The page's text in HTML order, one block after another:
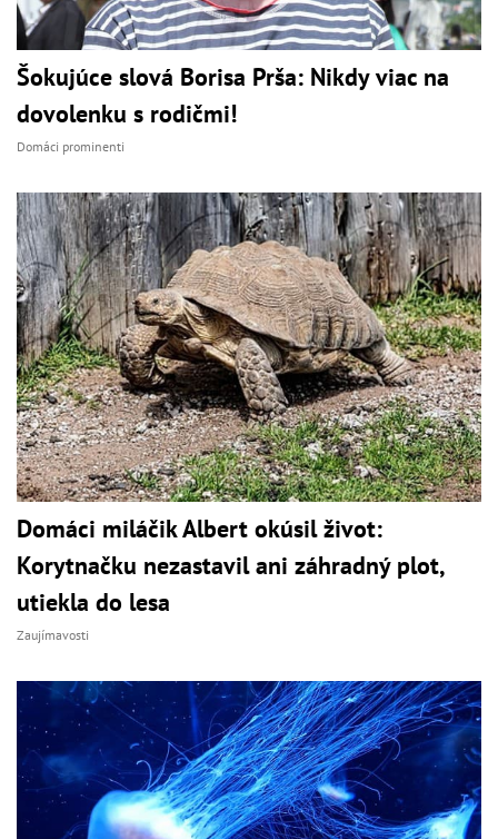
Šokujúce slová Borisa Prša: Nikdy viac na
dovolenku s rodičmi!
Domáci prominenti
Domáci miláčik Albert okúsil život:
Korytnačku nezastavil ani záhradný plot,
utiekla do lesa
Zaujímavosti